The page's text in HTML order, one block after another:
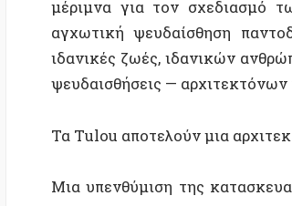
Ίσως εδώ, έχουμε αποτυπωμένο
μια συλλογική αρχιτεκτονική που
δομή, αλλά που τουλάχιστον
τα Τulou είναι κοντά σε μια
Βιτρινισμός (facadism) και τουρισμός
Το ρεπερτόριο των υλικών